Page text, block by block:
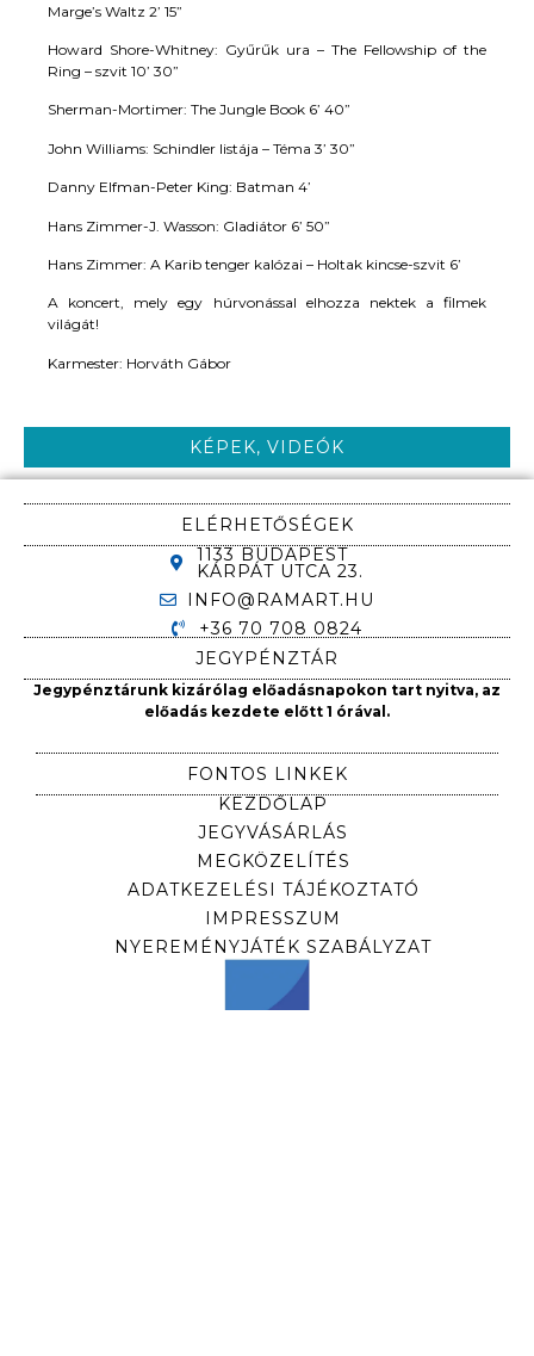
KÉPEK, VIDEÓK
Marge’s Waltz 2’ 15”
Howard Shore-Whitney: Gyűrűk ura – The Fellowship of the
Ring – szvit 10’ 30”
Sherman-Mortimer: The Jungle Book 6’ 40”
John Williams: Schindler listája – Téma 3’ 30”
Danny Elfman-Peter King: Batman 4’
Hans Zimmer-J. Wasson: Gladiátor 6’ 50”
Hans Zimmer: A Karib tenger kalózai – Holtak kincse-szvit 6’
A koncert, mely egy húrvonással elhozza nektek a filmek
világát!
Karmester: Horváth Gábor
ELÉRHETŐSÉGEK
1133 BUDAPEST
KÁRPÁT UTCA 23.
INFO@RAMART.HU
+36 70 708 0824
JEGYPÉNZTÁR
Jegypénztárunk kizárólag előadásnapokon tart nyitva, az
előadás kezdete előtt 1 órával.
FONTOS LINKEK
KEZDŐLAP
JEGYVÁSÁRLÁS
MEGKÖZELÍTÉS
ADATKEZELÉSI TÁJÉKOZTATÓ
IMPRESSZUM
NYEREMÉNYJÁTÉK SZABÁLYZAT